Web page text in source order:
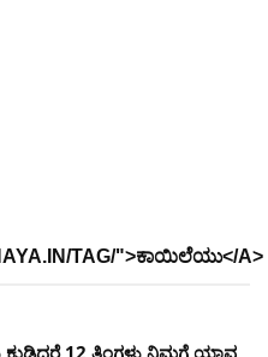
TAG/">ಕಾಯಿಲೆಯು</A>
ಕುಡಿದರೆ 12 ತಿಂಗಳು ನಿಮಗೆ ಯಾವ